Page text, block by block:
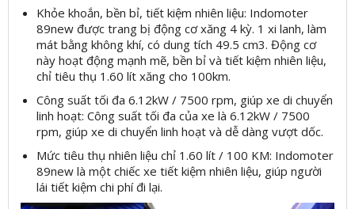
Khỏe khoắn, bền bỉ, tiết kiệm nhiên liệu: Indomoter
89new được trang bị động cơ xăng 4 kỳ. 1 xi lanh, làm
mát bằng không khí, có dung tích 49.5 cm3. Động cơ
này hoạt động mạnh mẽ, bền bỉ và tiết kiệm nhiên liệu,
chỉ tiêu thụ 1.60 lít xăng cho 100km.
Công suất tối đa 6.12kW / 7500 rpm, giúp xe di chuyển
linh hoạt: Công suất tối đa của xe là 6.12kW / 7500
rpm, giúp xe di chuyển linh hoạt và dễ dàng vượt dốc.
Mức tiêu thụ nhiên liệu chỉ 1.60 lít / 100 KM: Indomoter
89new là một chiếc xe tiết kiệm nhiên liệu, giúp người
lái tiết kiệm chi phí đi lại.